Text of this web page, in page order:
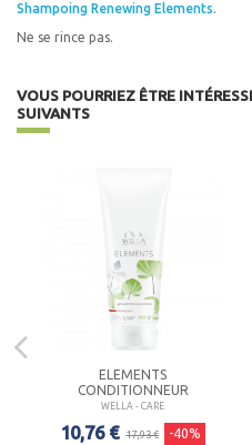
Shampoing Renewing Elements.
Ne se rince pas.
VOUS POURRIEZ ÊTRE
SUIVANTS
ELEMENTS
CONDITIONNEUR
WELLA - CARE
10,76 € 17,93 € -40%